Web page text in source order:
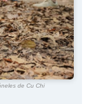
de Cu Chi